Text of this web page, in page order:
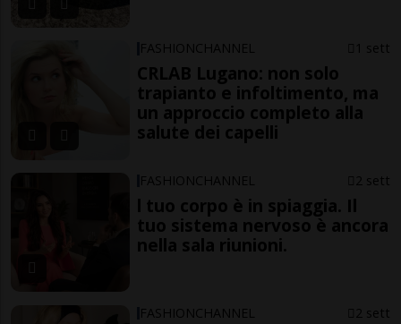
FASHIONCHANNEL 1 sett
CRLAB Lugano: non solo
trapianto e infoltimento, ma
un approccio completo alla
salute dei capelli
FASHIONCHANNEL 2 sett
l tuo corpo è in spiaggia. Il
tuo sistema nervoso è ancora
nella sala riunioni.
FASHIONCHANNEL 2 sett